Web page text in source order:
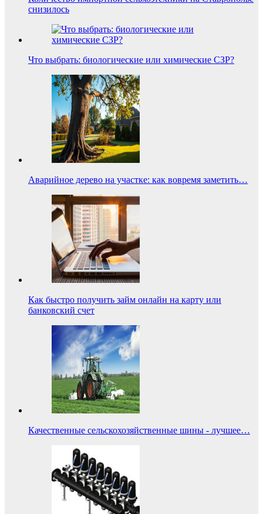
снизилось
Что выбрать: биологические или химические СЗР?
Аварийное дерево на участке: как вовремя заметить…
Как быстро получить займ онлайн на карту или
банковский счет
Качественные сельскохозяйственные шины - лучшее…